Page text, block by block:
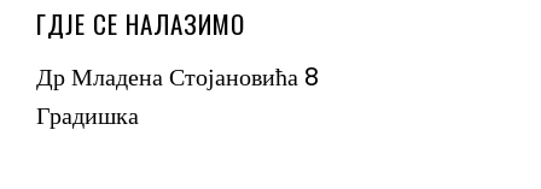
ГДЈЕ СЕ НАЛАЗИМО
Др Младена Стојановића 8
Градишка